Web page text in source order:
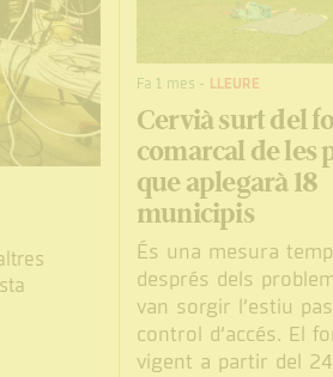
Fa 1 mes - LLEURE
Cervià surt del
comarcal de les
que aplegarà 18
municipis
És una mesura
després dels
van sorgir l’estiu
control d’accés. El
vigent a partir del